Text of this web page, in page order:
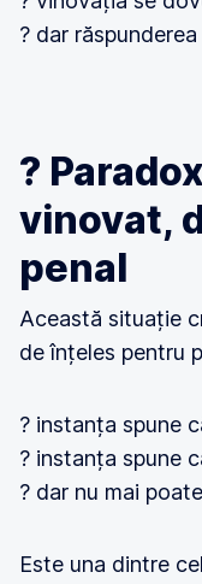
? dar
?
vinovat,
penal
Această situație
de înțeles pentru
? instanța spune
? instanța spune
? dar nu mai
Este una dintre